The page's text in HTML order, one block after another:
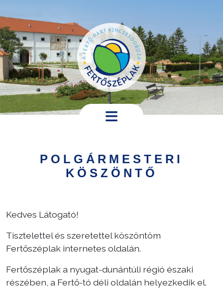
Települési
információk
Választás
POLGÁRMESTERI
KÖSZÖNTŐ
Kedves Látogató!
Tisztelettel és szeretettel köszöntöm
Fertőszéplak internetes oldalán.
Fertőszéplak a nyugat-dunántúli régió északi
részében, a Fertő-tó déli oldalán helyezkedik el.